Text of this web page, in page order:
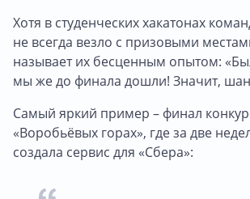
Хотя в студенческих хакатонах
не всегда везло с призовыми
называет их бесценным опытом:
мы же до финала дошли! Значит,
Самый яркий пример – финал
«Воробьёвых горах», где за две
создала сервис для «Сбера»: